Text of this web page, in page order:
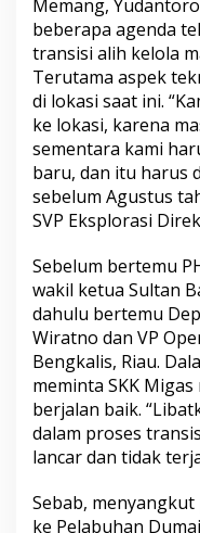
Memang,
beberapa agenda
transisi alih kelola
Terutama aspek
di lokasi saat ini.
ke lokasi, karena
sementara kami
baru, dan itu harus
sebelum Agustus
SVP Eksplorasi
Sebelum bertemu
wakil ketua Sultan
dahulu bertemu
Wiratno dan VP
Bengkalis, Riau.
meminta SKK
berjalan baik.
dalam proses
lancar dan tidak
Sebab,
ke Pelabuhan